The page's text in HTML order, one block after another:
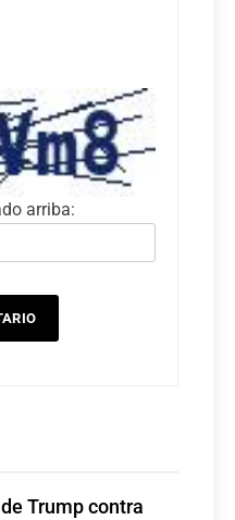
arriba:
Trump contra